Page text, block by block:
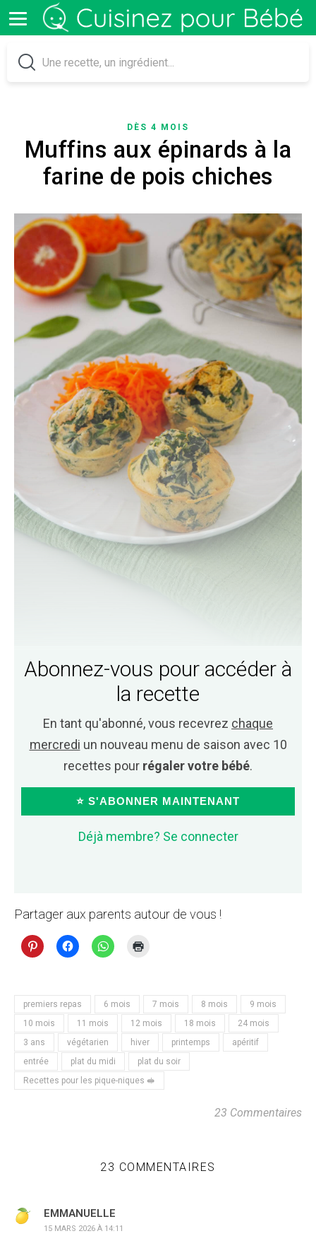
DÈS 4 MOIS
Muffins aux épinards à la
farine de pois chiches
Abonnez-vous pour accéder à
la recette
En tant qu'abonné, vous recevrez chaque
mercredi un nouveau menu de saison avec 10
recettes pour régaler votre bébé.
⭐ S'ABONNER MAINTENANT
Déjà membre? Se connecter
Partager aux parents autour de vous !
premiers repas 6 mois 7 mois 8 mois
9 mois
10 mois
11 mois 12 mois 18 mois
24 mois
3 ans
végétarien hiver printemps
apéritif
entrée
plat du midi
plat du soir
Recettes pour les pique-niques 🥪
23 Commentaires
23 COMMENTAIRES
EMMANUELLE
15 MARS 2026 À 14:11